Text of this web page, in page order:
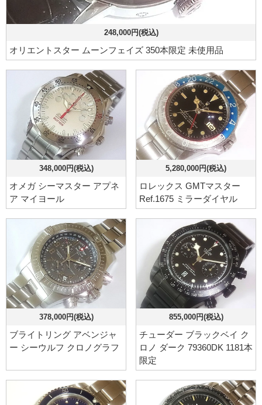
248,000円(税込)
オリエントスター ムーンフェイズ 350本限定 未使用品
348,000円(税込)
オメガ シーマスター アプネ
ア マイヨール
5,280,000円(税込)
ロレックス GMTマスター
Ref.1675 ミラーダイヤル
378,000円(税込)
ブライトリング アベンジャ
ー シーウルフ クロノグラフ
855,000円(税込)
チューダー ブラックベイ ク
ロノ ダーク 79360DK 1181本
限定